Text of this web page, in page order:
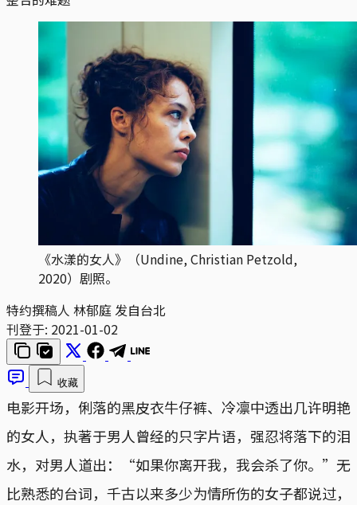
《水漾的女人》（Undine, Christian Petzold,
2020）剧照。
特约撰稿人 林郁庭 发自台北
刊登于: 2021-01-02
收藏
电影开场，俐落的黑皮衣牛仔裤、冷凛中透出几许明艳
的女人，执著于男人曾经的只字片语，强忍将落下的泪
水，对男人道出：“如果你离开我，我会杀了你。”无
比熟悉的台词，千古以来多少为情所伤的女子都说过，